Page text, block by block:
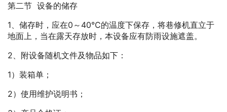
第二节 设备的储存
1、储存时，应在0～40℃的温度下保存，将巷修机直立于
地面上，当在露天存放时，本设备应有防雨设施遮盖。
2、附设备随机文件及物品如下：
1）装箱单；
2）使用维护说明书；